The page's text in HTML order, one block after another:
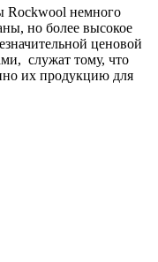
Rockwool немного
но более высокое
ценовой
служат тому, что
их продукцию для